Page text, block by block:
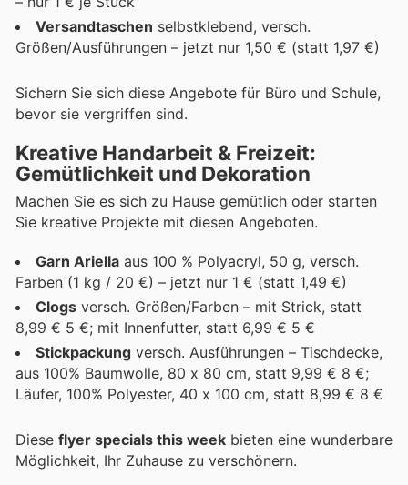
Versandtaschen selbstklebend, versch.
Größen/Ausführungen – jetzt nur 1,50 € (statt 1,97 €)
Sichern Sie sich diese Angebote für Büro und Schule,
bevor sie vergriffen sind.
Kreative Handarbeit & Freizeit:
Gemütlichkeit und Dekoration
Machen Sie es sich zu Hause gemütlich oder starten
Sie kreative Projekte mit diesen Angeboten.
Garn Ariella aus 100 % Polyacryl, 50 g, versch.
Farben (1 kg / 20 €) – jetzt nur 1 € (statt 1,49 €)
Clogs versch. Größen/Farben – mit Strick, statt
8,99 € 5 €; mit Innenfutter, statt 6,99 € 5 €
Stickpackung versch. Ausführungen – Tischdecke,
aus 100% Baumwolle, 80 x 80 cm, statt 9,99 € 8 €;
Läufer, 100% Polyester, 40 x 100 cm, statt 8,99 € 8 €
Diese flyer specials this week bieten eine wunderbare
Möglichkeit, Ihr Zuhause zu verschönern.